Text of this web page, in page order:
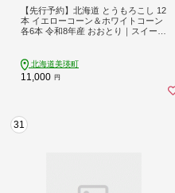
【先行予約】北海道 とうもろこし 12
本 イエローコーン＆ホワイトコーン
各6本 令和8年産 おおとり｜スイート
67]北海道美瑛町
11,000 円
31